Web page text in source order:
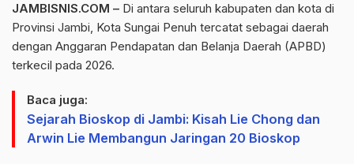
JAMBISNIS.COM – Di antara seluruh kabupaten dan kota di
Provinsi Jambi, Kota Sungai Penuh tercatat sebagai daerah
dengan Anggaran Pendapatan dan Belanja Daerah (APBD)
terkecil pada 2026.
Baca juga:
Sejarah Bioskop di Jambi: Kisah Lie Chong dan
Arwin Lie Membangun Jaringan 20 Bioskop